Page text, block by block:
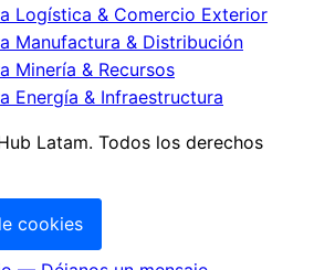
Logística & Comercio Exterior
Manufactura & Distribución
Minería & Recursos
Energía & Infraestructura
Latam. Todos los derechos
cookies